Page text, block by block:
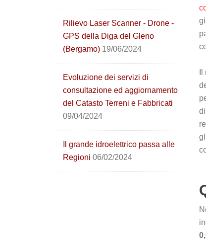
Rilievo Laser Scanner - Drone -
GPS della Diga del Gleno
(Bergamo) 19/06/2024
Evoluzione dei servizi di
consultazione ed aggiornamento
del Catasto Terreni e Fabbricati
09/04/2024
Il grande idroelettrico passa alle
Regioni 06/02/2024
di